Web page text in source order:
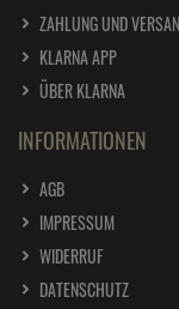
ZAHLUNG UND
KLARNA APP
ÜBER KLARNA
INFORMATIONEN
AGB
IMPRESSUM
WIDERRUF
DATENSCHUTZ